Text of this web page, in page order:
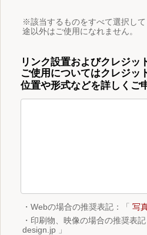
※該当するものをすべて選択し
途以外はご使用になれません。
リンク設置およびクレジッ
ご使用についてはクレジッ
位置や形式などを詳しくご
・Webの場合の推奨表記：「 写
・印刷物、映像の場合の推奨表
design.jp 」